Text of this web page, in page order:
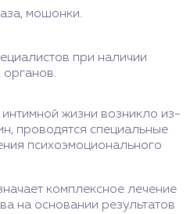
мошонки.
при наличии
органов.
жизни возникло из-
проводятся специальные
психоэмоционального
комплексное лечение
на основании результатов